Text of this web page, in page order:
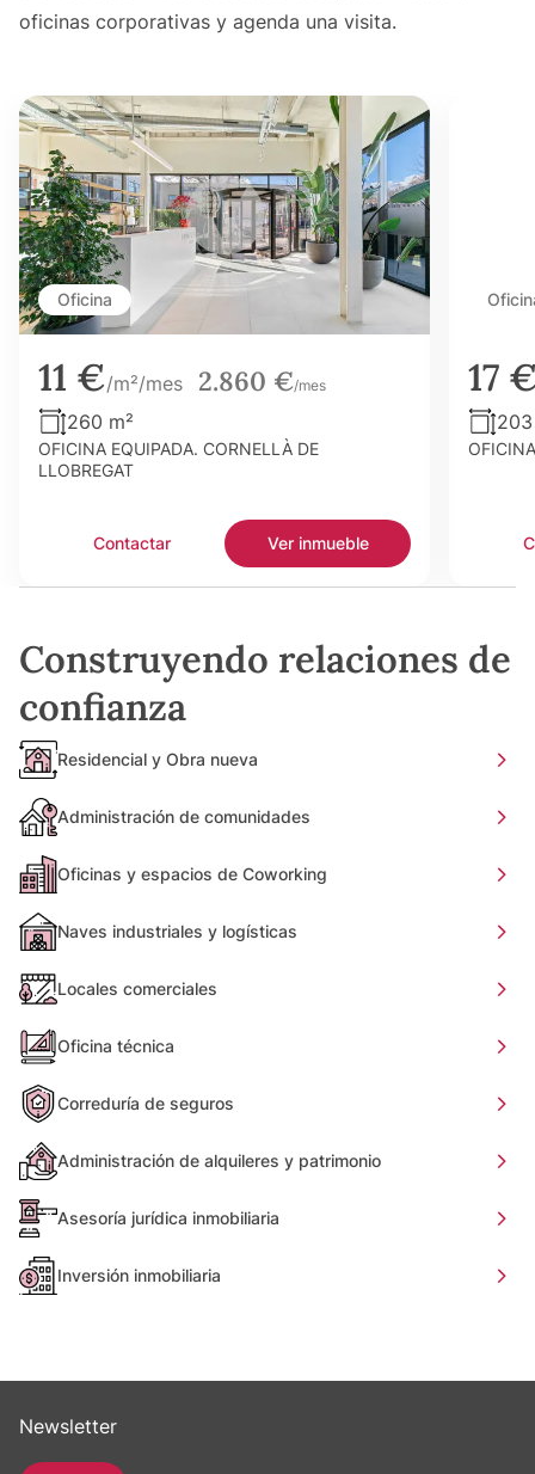
oficinas corporativas y agenda una visita.
Oficina
11 €/m²/mes 2.860 €/mes
260 m²
OFICINA EQUIPADA. CORNELLÀ DE
LLOBREGAT
Contactar Ver inmueble
17
Construyendo relaciones de
confianza
Residencial y Obra nueva
Administración de comunidades
Oficinas y espacios de Coworking
Naves industriales y logísticas
Locales comerciales
Oficina técnica
Correduría de seguros
Administración de alquileres y patrimonio
Asesoría jurídica inmobiliaria
Inversión inmobiliaria
Newsletter